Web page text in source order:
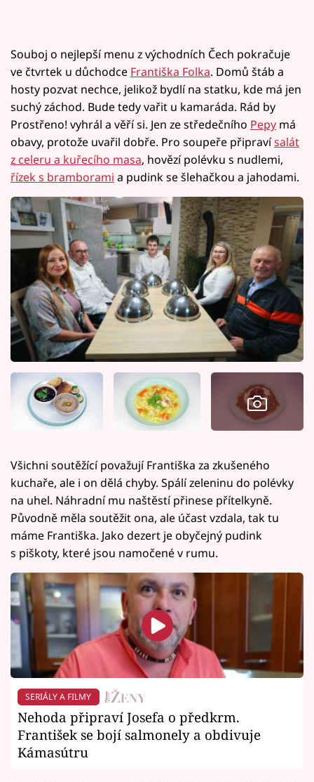
Souboj o nejlepší menu z východních Čech pokračuje
ve čtvrtek u důchodce Františka Folka. Domů štáb a
hosty pozvat nechce, jelikož bydlí na statku, kde má jen
suchý záchod. Bude tedy vařit u kamaráda. Rád by
Prostřeno! vyhrál a věří si. Jen ze středečního Pepy má
obavy, protože uvařil dobře. Pro soupeře připravísalát
z celeru a kuřecího masa, hovězí polévku s nudlemi,
řízek s bramborami a pudink se šlehačkou a jahodami.
Všichni soutěžící považují Františka za zkušeného
kuchaře, ale i on dělá chyby. Spálí zeleninu do polévky
na uhel. Náhradní mu naštěstí přinese přítelkyně.
Původně měla soutěžit ona, ale účast vzdala, tak tu
máme Františka. Jako dezert je obyčejný pudink
s piškoty, které jsou namočené v rumu.
SERIÁLY A FILMY
Nehoda připraví Josefa o předkrm.
František se bojí salmonely a obdivuje
Kámasútru